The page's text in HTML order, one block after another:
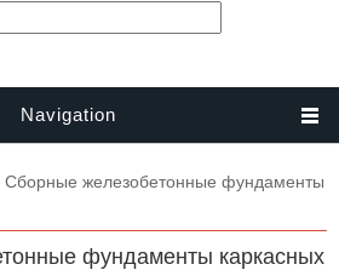
Navigation
Сборные железобетонные фундаменты
фундаменты каркасных